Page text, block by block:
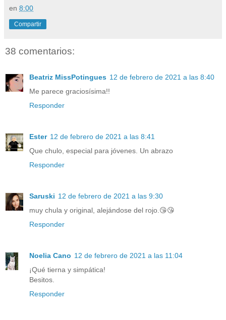
en 8:00
Compartir
38 comentarios:
Beatriz MissPotingues 12 de febrero de 2021 a las 8:40
Me parece graciosísima!!
Responder
Ester 12 de febrero de 2021 a las 8:41
Que chulo, especial para jóvenes. Un abrazo
Responder
Saruski 12 de febrero de 2021 a las 9:30
muy chula y original, alejándose del rojo.😘😘
Responder
Noelia Cano 12 de febrero de 2021 a las 11:04
¡Qué tierna y simpática!
Besitos.
Responder